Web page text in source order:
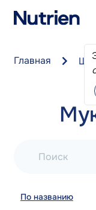
Главная
Поиск
По названию